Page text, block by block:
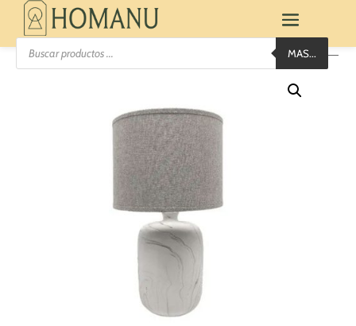
Búsqueda
productos
MAS...